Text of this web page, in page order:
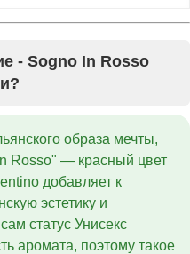
- Sogno In Rosso
образа мечты,
Rosso" — красный цвет
добавляет к
эстетику и
статус Унисекс
аромата, поэтому такое